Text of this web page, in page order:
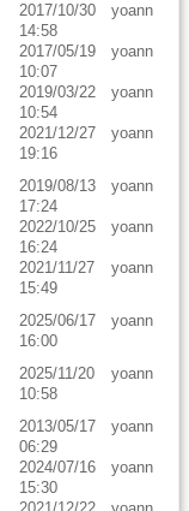
2017/10/30
14:58
yoann
2017/05/19
10:07
yoann
2019/03/22
10:54
yoann
2021/12/27
19:16
yoann
2019/08/13
17:24
yoann
2022/10/25
16:24
yoann
2021/11/27
15:49
yoann
2025/06/17
16:00
yoann
2025/11/20
10:58
yoann
2013/05/17
06:29
yoann
2024/07/16
15:30
yoann